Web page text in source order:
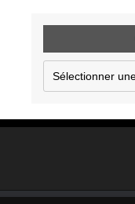
Catégories